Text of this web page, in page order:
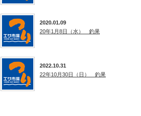
2020.01.09
20年1月8日（水） 釣果
2022.10.31
22年10月30日（日） 釣果